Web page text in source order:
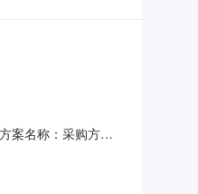
案名称：采购方案
工手机：电话：